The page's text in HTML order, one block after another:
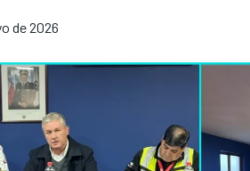
de 2026